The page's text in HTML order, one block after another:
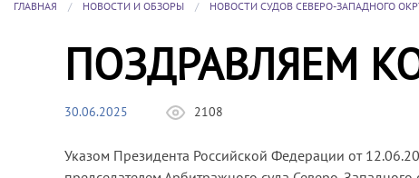
ГЛАВНАЯ НОВОСТИ И ОБЗОРЫ НОВОСТИ СУДОВ СЕВЕРО-ЗАПАДНОГО
ПОЗДРАВЛЯЕМ
30.06.2025 2108
Указом Президента Российской Федерации от